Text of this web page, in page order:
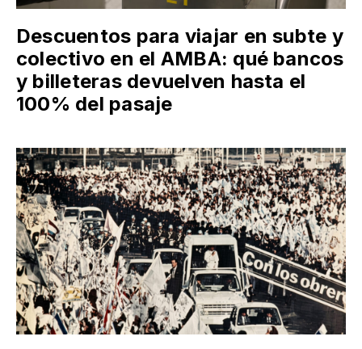
Descuentos para viajar en subte y
colectivo en el AMBA: qué bancos
y billeteras devuelven hasta el
100% del pasaje